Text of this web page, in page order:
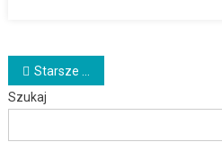
Nawigacja
po
wpisach
Starsze wpisy
Szukaj